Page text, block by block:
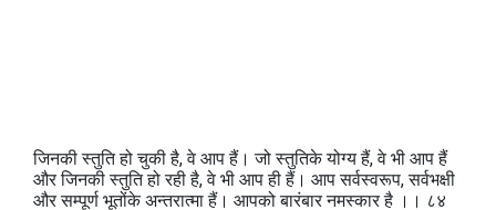
जिनकी स्तुति हो चुकी है, वे आप हैं। जो स्तुतिके योग्य हैं, वे भी आप हैं
और जिनकी स्तुति हो रही है, वे भी आप ही हैं। आप सर्वस्वरूप, सर्वभक्षी
और सम्पूर्ण भूतोंके अन्तरात्मा हैं। आपको बारंबार नमस्कार है ।। ८४